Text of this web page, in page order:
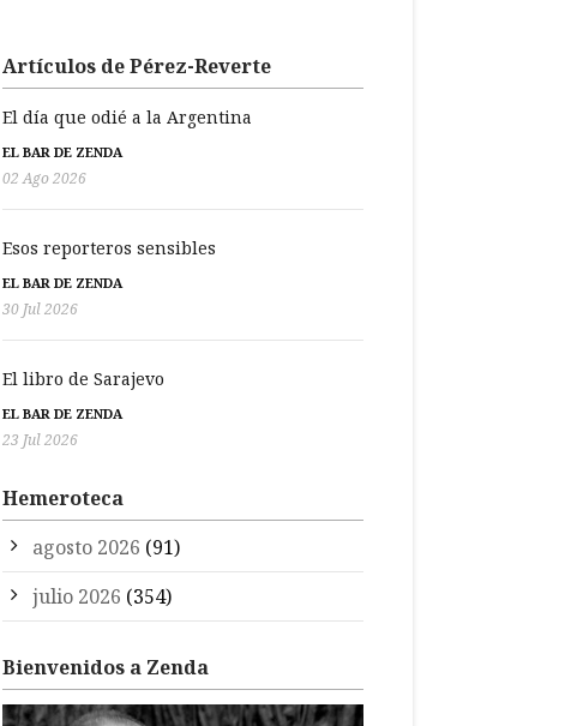
Artículos de Pérez-Reverte
El día que odié a la Argentina
EL BAR DE ZENDA
02 Ago 2026
Esos reporteros sensibles
EL BAR DE ZENDA
30 Jul 2026
El libro de Sarajevo
EL BAR DE ZENDA
23 Jul 2026
Hemeroteca
agosto 2026 (91)
julio 2026 (354)
Bienvenidos a Zenda